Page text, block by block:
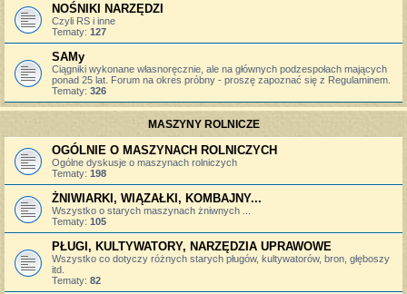
NOŚNIKI NARZĘDZI
Czyli RS i inne
Tematy: 127
SAMy
Ciągniki wykonane własnoręcznie, ale na głównych podzespołach mających
ponad 25 lat. Forum na okres próbny - proszę zapoznać się z Regulaminem.
Tematy: 326
MASZYNY ROLNICZE
OGÓLNIE O MASZYNACH ROLNICZYCH
Ogólne dyskusje o maszynach rolniczych
Tematy: 198
ŻNIWIARKI, WIĄZAŁKI, KOMBAJNY...
Wszystko o starych maszynach żniwnych ...
Tematy: 105
PŁUGI, KULTYWATORY, NARZĘDZIA UPRAWOWE
Wszystko co dotyczy różnych starych pługów, kultywatorów, bron, głęboszy
itd.
Tematy: 82